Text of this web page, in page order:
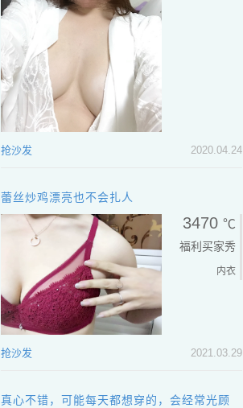
2020.04.24
抢沙发
蕾丝炒鸡漂亮也不会扎人
3470 ℃
福利买家秀
内衣
2021.03.29
抢沙发
真心不错，可能每天都想穿的，会经常光顾